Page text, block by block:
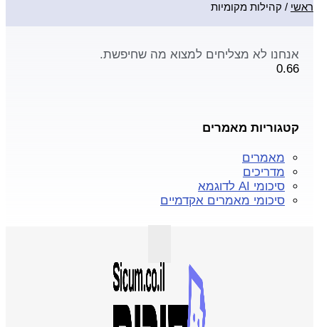
ראשי / קהילות מקומיות
אנחנו לא מצליחים למצוא מה שחיפשת.
קטגוריות מאמרים
מאמרים
מדריכים
סיכומי AI לדוגמא
סיכומי מאמרים אקדמיים